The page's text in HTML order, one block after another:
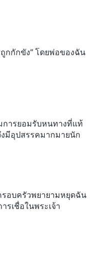
ถูกกักขัง” โดยพ่อของฉัน
การยอมรับหนทางที่แท้
งมีอุปสรรคมากมายนัก
รอบครัวพยายามหยุดฉัน
รเชื่อในพระเจ้า